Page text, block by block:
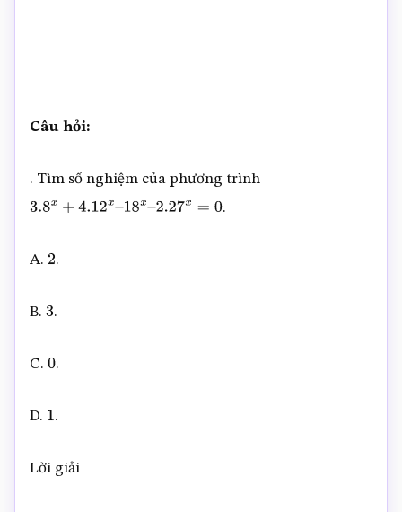
Câu hỏi:
. Tìm số nghiệm của phương trình
3.8x 4.12x–18 x–2.27x=0 .
A. 2.
B. 3.
C. 0.
D. 1.
Lời giải